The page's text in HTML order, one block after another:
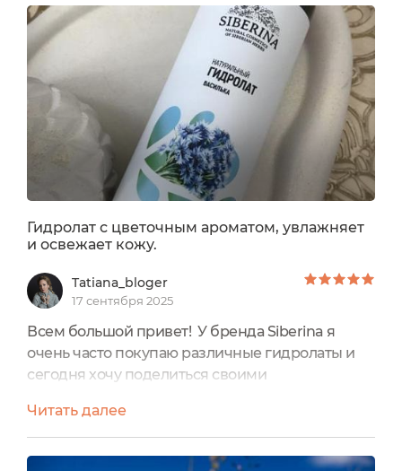
Lavender Мастерская Олеси
Мустаевой.✔️Общая информация:🍀Продукт:
Лавандовая вода.🍀Страна-производитель:
Россия.🍀Объем:...
Гидролат с цветочным ароматом, увлажняет
и освежает кожу.
Tatiana_bloger
17 сентября 2025
Всем большой привет! У бренда Siberina я
очень часто покупаю различные гидролаты и
сегодня хочу поделиться своими
Василька. Гидролат находится во флаконе, на
котором имеется вся необходимая
информация. Состав:Centaurea cyanus L. flower
Читать далее